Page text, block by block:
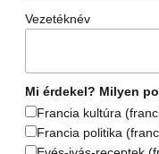
Vezetéknév
Mi érdekel? Milyen
Francia kultúra
Francia politika